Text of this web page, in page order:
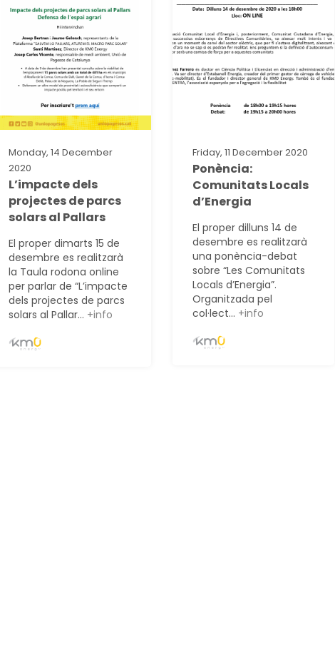
Monday, 14 December
2020
L’impacte dels
projectes de parcs
solars al Pallars
El proper dimarts 15 de
desembre es realitzarà
la Taula rodona online
per parlar de “L’impacte
dels projectes de parcs
solars al Pallar... +info
Friday, 11 December 2020
Ponència:
Comunitats Locals
d’Energia
El proper dilluns 14 de
desembre es realitzarà
una ponència-debat
sobre “Les Comunitats
Locals d’Energia”.
Organitzada pel
col·lect... +info